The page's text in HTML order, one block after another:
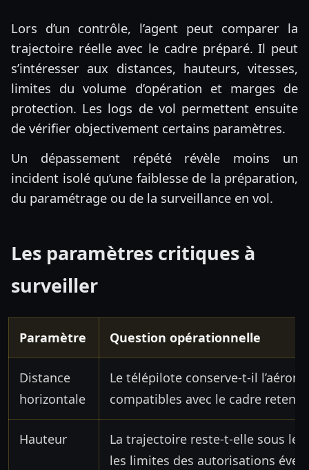
Lors d’un contrôle, l’agent peut comparer la
trajectoire réelle avec le cadre préparé. Il peut
s’intéresser aux distances, hauteurs, vitesses,
limites du volume d’opération et marges de
protection. Les logs de vol permettent ensuite
de vérifier objectivement certains paramètres.
Un dépassement répété révèle moins un
incident isolé qu’une faiblesse de la préparation,
du paramétrage ou de la surveillance en vol.
Les paramètres critiques à
surveiller
Paramètre Question opérationnelle
Distance
horizontale
Le télépilote conserve-t-il
compatibles avec le cadre retenu
Hauteur
La trajectoire reste-t-elle sous
les limites des autorisations